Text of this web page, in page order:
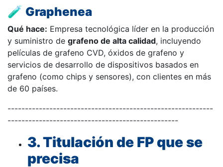
🧪 Graphenea
Qué hace: Empresa tecnológica líder en la producción
y suministro de grafeno de alta calidad, incluyendo
películas de grafeno CVD, óxidos de grafeno y
servicios de desarrollo de dispositivos basados en
grafeno (como chips y sensores), con clientes en más
de 60 países.
-----------------------------------------------------------
-------------------------------------------------
3. Titulación de FP que se
precisa